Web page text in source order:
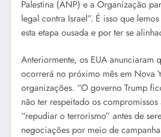
Palestina (ANP) e a Organização
legal contra Israel”. É isso que
esta etapa ousada e por ter se
Anteriormente, os EUA anunciaram
ocorrerá no próximo mês em Nova
organizações. “O governo Trump
não ter respeitado os
“repudiar o terrorismo” antes de
negociações por meio de